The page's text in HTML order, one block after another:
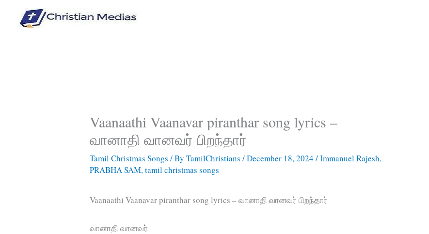
Vaanaathi Vaanavar piranthar song lyrics –
வானாதி வானவர் பிறந்தார்
Tamil Christmas Songs / ByTamilChristians/December 18, 2024/Immanuel Rajesh,
PRABHA SAM,tamil christmas songs
Vaanaathi Vaanavar piranthar song lyrics – வானாதி வானவர் பிறந்தார்
வானாதி வானவர்